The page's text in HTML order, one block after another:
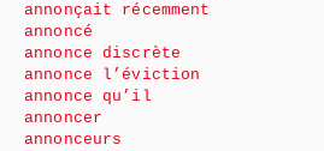
annonçait récemment
annoncé
annonce discrète
annonce l’éviction
annonce qu’il
annoncer
annonceurs